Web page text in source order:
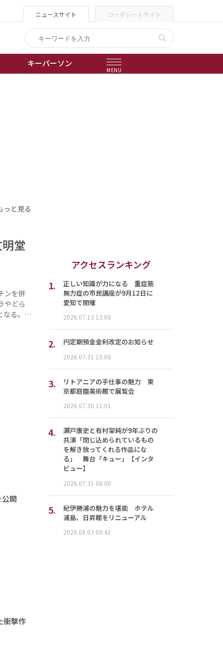
ニュースサイト コーポレートサイト
キーパーソン
MENU
っと見る
堂
ンを併
やどら
なる。…
開
衝撃作
アクセスランキング
1.
正しい知識が力になる 重症筋
無力症の市民講座が9月12日に
愛知で開催
2026.07.13 13:00
2. 円定期預金金利改定のお知らせ
2026.07.31 15:00
3.
リトアニアの手仕事の魅力 東
京都庭園美術館で展覧会
2026.07.30 11:01
4.
瀬戸康史と有村架純が9年ぶりの
共演「閉じ込められているもの
を解き放ってくれる作品にな
る」 舞台「キュー」【インタ
ビュー】
2026.07.31 08:00
5.
紀伊勝浦の魅力を堪能 ホテル
浦島、日昇館をリニューアル
2026.08.03 09:41